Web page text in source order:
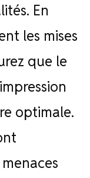
En
les mises
que le
optimale.